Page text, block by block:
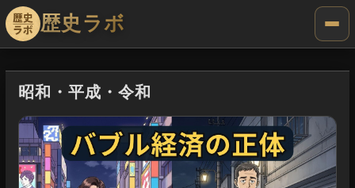
歴史ラボ
昭和・平成・令和